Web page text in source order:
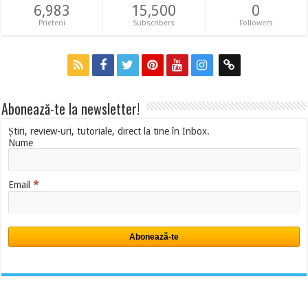
6,983
Prieteni
15,500
Subscribers
0
Followers
Abonează-te la newsletter!
Știri, review-uri, tutoriale, direct la tine în Inbox.
Nume
Email*